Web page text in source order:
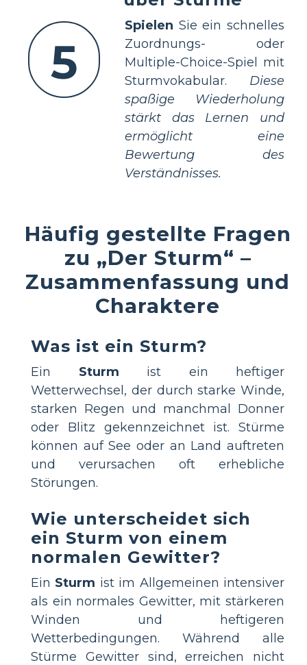
5
Spielen Sie ein schnelles
Zuordnungs- oder
Multiple-Choice-Spiel mit
Sturmvokabular. Diese
spaßige Wiederholung
stärkt das Lernen und
ermöglicht eine
Bewertung des
Verständnisses.
Häufig gestellte Fragen
zu „Der Sturm“ –
Zusammenfassung und
Charaktere
Was ist ein Sturm?
Ein Sturm ist ein heftiger
Wetterwechsel, der durch starke Winde,
starken Regen und manchmal Donner
oder Blitz gekennzeichnet ist. Stürme
können auf See oder an Land auftreten
und verursachen oft erhebliche
Störungen.
Wie unterscheidet sich
ein Sturm von einem
normalen Gewitter?
Ein Sturm ist im Allgemeinen intensiver
als ein normales Gewitter, mit stärkeren
Winden und heftigeren
Wetterbedingungen. Während alle
Stürme Gewitter sind, erreichen nicht